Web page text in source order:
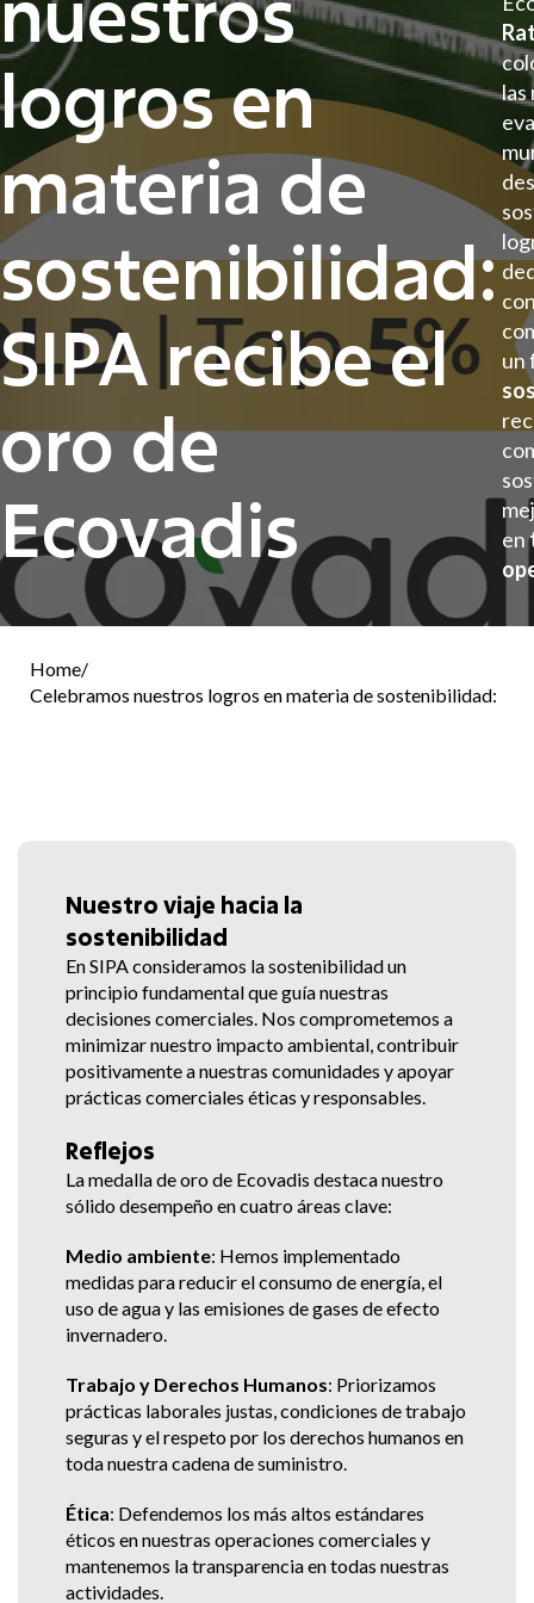
logros en
materia de
sostenibilidad:
SIPA recibe el
oro de
Ecovadis
las
un
en
Home/
Celebramos nuestros logros en materia de sostenibilidad:
Nuestro viaje hacia la
sostenibilidad
En SIPA consideramos la sostenibilidad un
principio fundamental que guía nuestras
decisiones comerciales. Nos comprometemos a
minimizar nuestro impacto ambiental, contribuir
positivamente a nuestras comunidades y apoyar
prácticas comerciales éticas y responsables.
Reflejos
La medalla de oro de Ecovadis destaca nuestro
sólido desempeño en cuatro áreas clave:
Medio ambiente: Hemos implementado
medidas para reducir el consumo de energía, el
uso de agua y las emisiones de gases de efecto
invernadero.
Trabajo y Derechos Humanos: Priorizamos
prácticas laborales justas, condiciones de trabajo
seguras y el respeto por los derechos humanos en
toda nuestra cadena de suministro.
Ética: Defendemos los más altos estándares
éticos en nuestras operaciones comerciales y
mantenemos la transparencia en todas nuestras
actividades.